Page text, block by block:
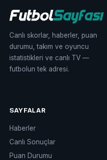
Canlı skorlar, haberler, puan
durumu, takım ve oyuncu
istatistikleri ve canlı TV —
futbolun tek adresi.
SAYFALAR
Haberler
Canlı Sonuçlar
Puan Durumu